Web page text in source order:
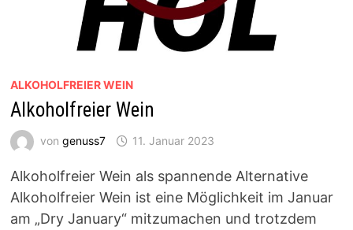
ALKOHOLFREIER WEIN
Alkoholfreier Wein
von genuss7 11. Januar 2023
Alkoholfreier Wein als spannende Alternative
Alkoholfreier Wein ist eine Möglichkeit im Januar
am „Dry January“ mitzumachen und trotzdem